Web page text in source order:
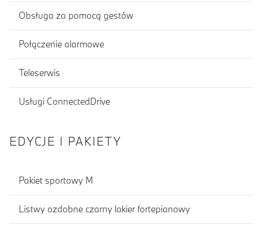
Obsługa za pomocą gestów
Połączenie alarmowe
Teleserwis
Usługi ConnectedDrive
EDYCJE I PAKIETY
Pakiet sportowy M
Listwy ozdobne czarny lakier fortepianowy